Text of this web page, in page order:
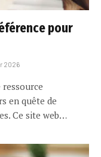
pour
2026
ressource
en quête de
Ce site web…